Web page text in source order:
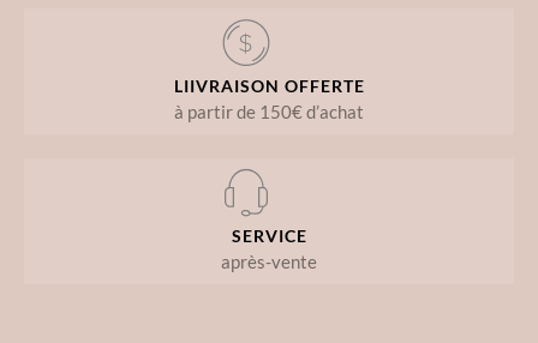
LIIVRAISON OFFERTE
à partir de 150€ d’achat
SERVICE
après-vente